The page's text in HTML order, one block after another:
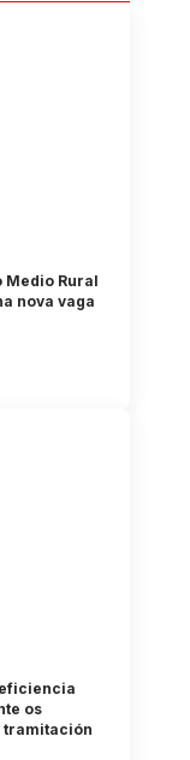
Rural
nova vaga
os
tramitación